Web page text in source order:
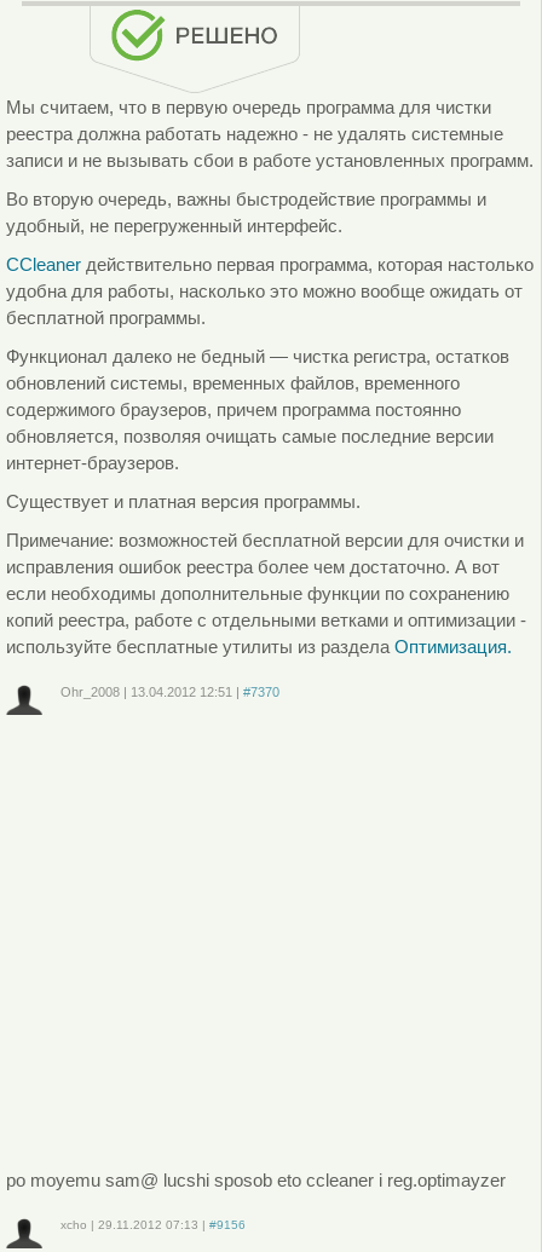
Мы считаем, что в первую очередь программа для чистки
реестра должна работать надежно - не удалять системные
записи и не вызывать сбои в работе установленных программ.
Во вторую очередь, важны быстродействие программы и
удобный, не перегруженный интерфейс.
CCleanerдействительно первая программа, которая настолько
удобна для работы, насколько это можно вообще ожидать от
бесплатной программы.
Функционал далеко не бедный — чистка регистра, остатков
обновлений системы, временных файлов, временного
содержимого браузеров, причем программа постоянно
обновляется, позволяя очищать самые последние версии
интернет-браузеров.
Существует и платная версия программы.
Примечание: возможностей бесплатной версии для очистки и
исправления ошибок реестра более чем достаточно. А вот
если необходимы дополнительные функции по сохранению
копий реестра, работе с отдельными ветками и оптимизации -
используйте бесплатные утилиты из раздела Оптимизация.
Ohr_2008| 13.04.2012 12:51 | #7370
po moyemu sam@ lucshi sposob eto ccleaner i reg.optimayzer
xcho | 29.11.2012 07:13 | #9156